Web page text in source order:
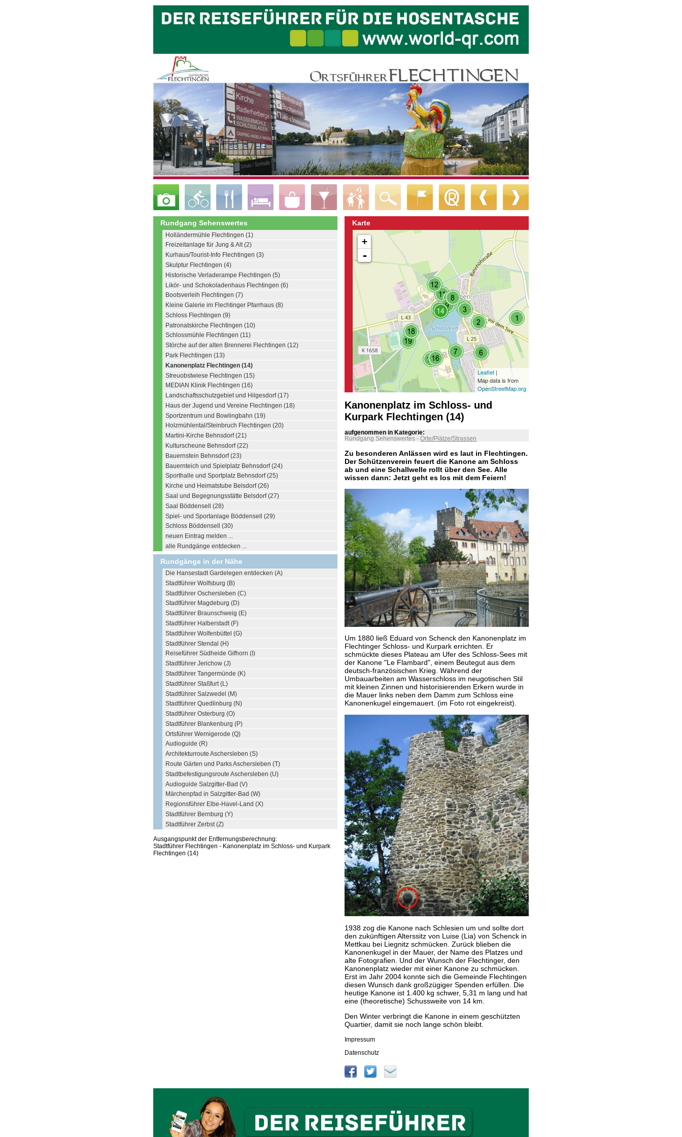
Rundgang Sehenswertes
Holländermühle Flechtingen (1)
Freizeitanlage für Jung & Alt (2)
Kurhaus/Tourist-Info Flechtingen (3)
Skulptur Flechtingen (4)
Historische Verladerampe Flechtingen (5)
Likör- und Schokoladenhaus Flechtingen (6)
Bootsverleih Flechtingen (7)
Kleine Galerie im Flechtinger Pfarrhaus (8)
Schloss Flechtingen (9)
Patronatskirche Flechtingen (10)
Schlossmühle Flechtingen (11)
Störche auf der alten Brennerei Flechtingen (12)
Park Flechtingen (13)
Kanonenplatz Flechtingen (14)
Streuobstwiese Flechtingen (15)
MEDIAN Klinik Flechtingen (16)
Landschaftsschutzgebiet und Hilgesdorf (17)
Haus der Jugend und Vereine Flechtingen (18)
Sportzentrum und Bowlingbahn (19)
Holzmühlental/Steinbruch Flechtingen (20)
Martini-Kirche Behnsdorf (21)
Kulturscheune Behnsdorf (22)
Bauernstein Behnsdorf (23)
Bauernteich und Spielplatz Behnsdorf (24)
Sporthalle und Sportplatz Behnsdorf (25)
Kirche und Heimatstube Belsdorf (26)
Saal und Begegnungsstätte Belsdorf (27)
Saal Böddensell (28)
Spiel- und Sportanlage Böddensell (29)
Schloss Böddensell (30)
neuen Eintrag melden ...
alle Rundgänge entdecken ...
Rundgänge in der Nähe
Die Hansestadt Gardelegen entdecken (A)
Stadtführer Wolfsburg (B)
Stadtführer Oschersleben (C)
Stadtführer Magdeburg (D)
Stadtführer Braunschweig (E)
Stadtführer Halberstadt (F)
Stadtführer Wolfenbüttel (G)
Stadtführer Stendal (H)
Reiseführer Südheide Gifhorn (I)
Stadtführer Jerichow (J)
Stadtführer Tangermünde (K)
Stadtführer Staßfurt (L)
Stadtführer Salzwedel (M)
Stadtführer Quedlinburg (N)
Stadtführer Osterburg (O)
Stadtführer Blankenburg (P)
Ortsführer Wernigerode (Q)
Audioguide (R)
Architekturroute Aschersleben (S)
Route Gärten und Parks Aschersleben (T)
Stadtbefestigungsroute Aschersleben (U)
Audioguide Salzgitter-Bad (V)
Märchenpfad in Salzgitter-Bad (W)
Regionsführer Elbe-Havel-Land (X)
Stadtführer Bernburg (Y)
Stadtführer Zerbst (Z)
Ausgangspunkt der Entfernungsberechnung:
Stadtführer Flechtingen - Kanonenplatz im Schloss- und Kurpark
Flechtingen (14)
Karte
+
-
Leaflet |
Map data is from
OpenStreetMap.org
Kanonenplatz im Schloss- und
Kurpark Flechtingen (14)
aufgenommen in Kategorie:
Rundgang Sehenswertes -Orte/Plätze/Strassen
Zu besonderen Anlässen wird es laut in Flechtingen.
Der Schützenverein feuert die Kanone am Schloss
ab und eine Schallwelle rollt über den See. Alle
wissen dann: Jetzt geht es los mit dem Feiern!
Um 1880 ließ Eduard von Schenck den Kanonenplatz im
Flechtinger Schloss- und Kurpark errichten. Er
schmückte dieses Plateau am Ufer des Schloss-Sees mit
der Kanone "Le Flambard", einem Beutegut aus dem
deutsch-französischen Krieg. Während der
Umbauarbeiten am Wasserschloss im neugotischen Stil
mit kleinen Zinnen und historisierenden Erkern wurde in
die Mauer links neben dem Damm zum Schloss eine
Kanonenkugel eingemauert. (im Foto rot eingekreist).
1938 zog die Kanone nach Schlesien um und sollte dort
den zukünftigen Alterssitz von Luise (Lia) von Schenck in
Mettkau bei Liegnitz schmücken. Zurück blieben die
Kanonenkugel in der Mauer, der Name des Platzes und
alte Fotografien. Und der Wunsch der Flechtinger, den
Kanonenplatz wieder mit einer Kanone zu schmücken.
Erst im Jahr 2004 konnte sich die Gemeinde Flechtingen
diesen Wunsch dank großzügiger Spenden erfüllen. Die
heutige Kanone ist 1.400 kg schwer, 5,31 m lang und hat
eine (theoretische) Schussweite von 14 km.
Den Winter verbringt die Kanone in einem geschützten
Quartier, damit sie noch lange schön bleibt.
Impressum
Datenschutz